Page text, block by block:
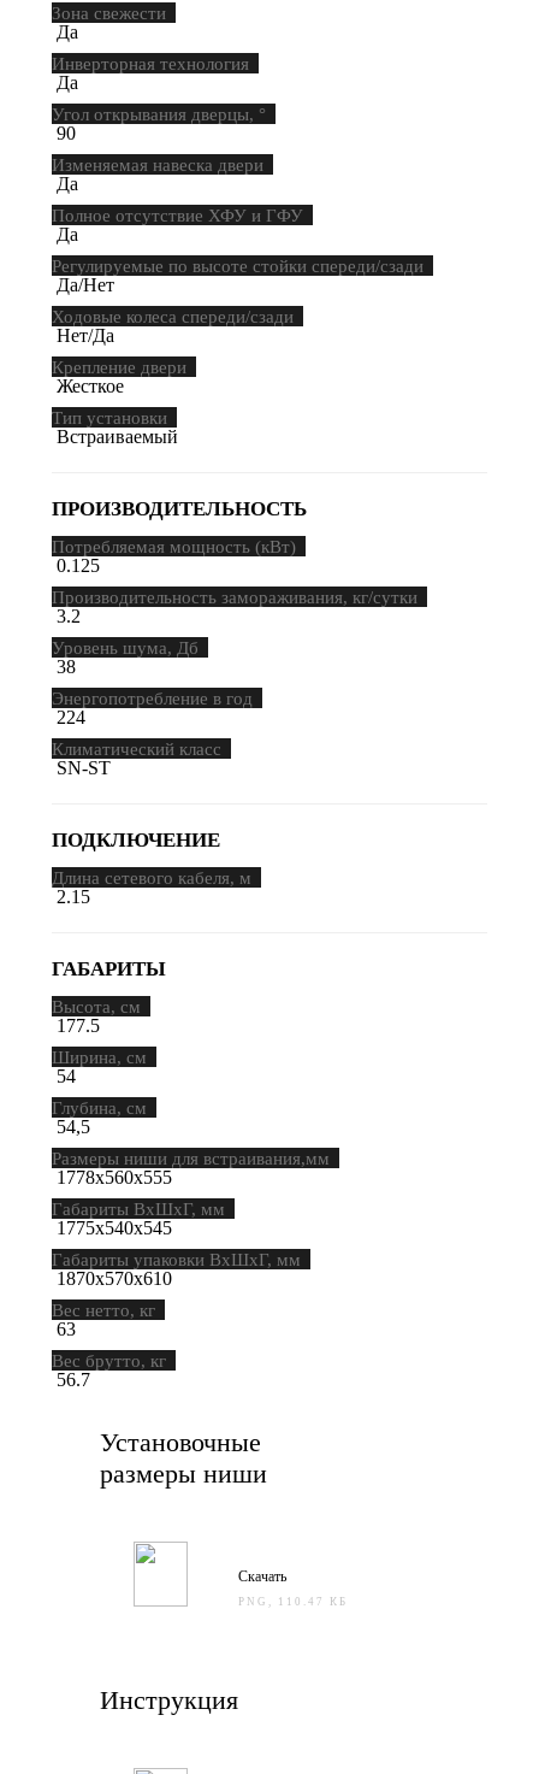
Зона свежести
Да
Инверторная технология
Да
Угол открывания дверцы, °
90
Изменяемая навеска двери
Да
Полное отсутствие ХФУ и ГФУ
Да
Регулируемые по высоте стойки спереди/сзади
Да/Нет
Ходовые колеса спереди/сзади
Нет/Да
Крепление двери
Жесткое
Тип установки
Встраиваемый
ПРОИЗВОДИТЕЛЬНОСТЬ
Потребляемая мощность (кВт)
0.125
Производительность замораживания, кг/сутки
3.2
Уровень шума, Дб
38
Энергопотребление в год
224
Климатический класс
SN-ST
ПОДКЛЮЧЕНИЕ
Длина сетевого кабеля, м
2.15
ГАБАРИТЫ
Высота, см
177.5
Ширина, см
54
Глубина, см
54,5
Размеры ниши для встраивания,мм
1778х560х555
Габариты ВхШхГ, мм
1775х540х545
Габариты упаковки ВхШхГ, мм
1870х570х610
Вес нетто, кг
63
Вес брутто, кг
56.7
Установочные
размеры ниши
Скачать
PNG, 110.47 КБ
Инструкция